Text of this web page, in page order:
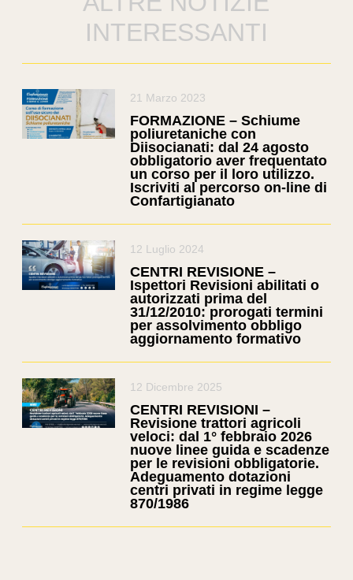
INTERESSANTI
21 Marzo 2023
FORMAZIONE – Schiume
poliuretaniche con
Diisocianati: dal 24 agosto
obbligatorio aver frequentato
un corso per il loro utilizzo.
Iscriviti al percorso on-line di
Confartigianato
12 Luglio 2024
CENTRI REVISIONE –
Ispettori Revisioni abilitati o
autorizzati prima del
31/12/2010: prorogati termini
per assolvimento obbligo
aggiornamento formativo
12 Dicembre 2025
CENTRI REVISIONI –
Revisione trattori agricoli
veloci: dal 1° febbraio 2026
nuove linee guida e scadenze
per le revisioni obbligatorie.
Adeguamento dotazioni
centri privati in regime legge
870/1986